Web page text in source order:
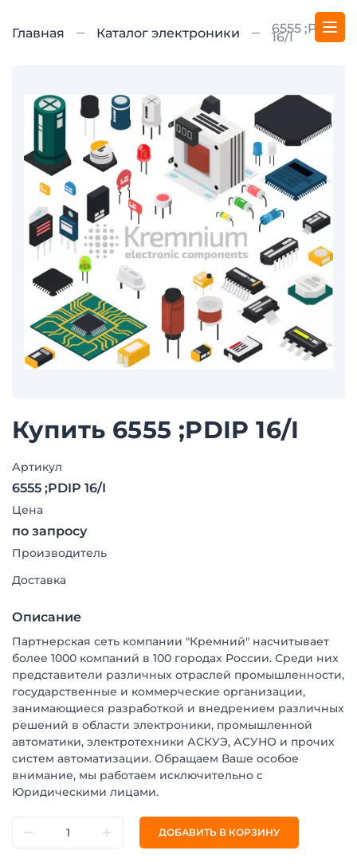
Главная Каталог электроники 6555 ;PDIP
16/I
Купить 6555 ;PDIP 16/I
Артикул
6555 ;PDIP 16/I
Цена
по запросу
Производитель
Доставка
Описание
Партнерская сеть компании "Кремний" насчитывает
более 1000 компаний в 100 городах России. Среди них
представители различных отраслей промышленности,
государственные и коммерческие организации,
занимающиеся разработкой и внедрением различных
решений в области электроники, промышленной
автоматики, электротехники АСКУЭ, АСУНО и прочих
систем автоматизации. Обращаем Ваше особое
внимание, мы работаем исключительно с
Юридическими лицами.
ДОБАВИТЬ В КОРЗИНУ